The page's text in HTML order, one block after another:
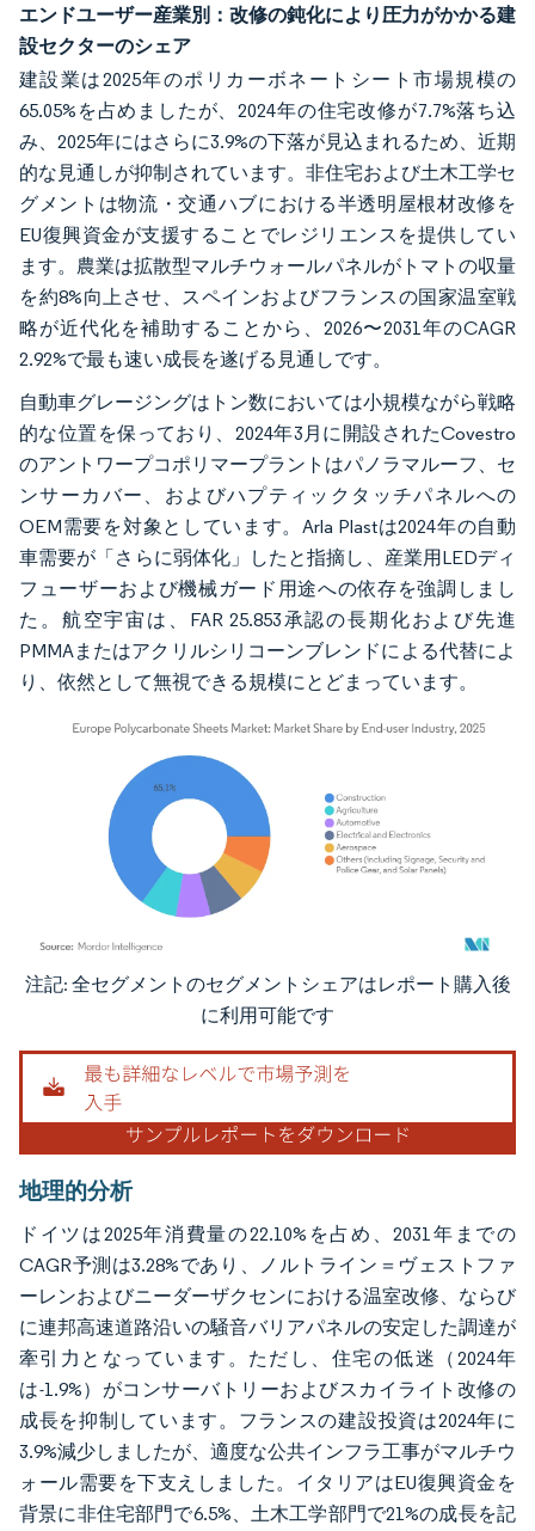
エンドユーザー産業別：改修の鈍化により圧力がかかる建
設セクターのシェア
建設業は2025年のポリカーボネートシート市場規模の
65.05%を占めましたが、2024年の住宅改修が7.7%落ち込
み、2025年にはさらに3.9%の下落が見込まれるため、近期
的な見通しが抑制されています。非住宅および土木工学セ
グメントは物流・交通ハブにおける半透明屋根材改修を
EU復興資金が支援することでレジリエンスを提供してい
ます。農業は拡散型マルチウォールパネルがトマトの収量
を約8%向上させ、スペインおよびフランスの国家温室戦
略が近代化を補助することから、2026〜2031年のCAGR
2.92%で最も速い成長を遂げる見通しです。
自動車グレージングはトン数においては小規模ながら戦略
的な位置を保っており、2024年3月に開設されたCovestro
のアントワープコポリマープラントはパノラマルーフ、セ
ンサーカバー、およびハプティックタッチパネルへの
OEM需要を対象としています。Arla Plastは2024年の自動
車需要が「さらに弱体化」したと指摘し、産業用LEDディ
フューザーおよび機械ガード用途への依存を強調しまし
た。航空宇宙は、FAR 25.853承認の長期化および先進
PMMAまたはアクリルシリコーンブレンドによる代替によ
り、依然として無視できる規模にとどまっています。
画像 © Mordor Intelligence。再利用にはCC BY 4.0の表示が必要です。
注記: 全セグメントのセグメントシェアはレポート購入後
に利用可能です
地理的分析
ドイツは2025年消費量の22.10%を占め、2031年までの
CAGR予測は3.28%であり、ノルトライン＝ヴェストファ
ーレンおよびニーダーザクセンにおける温室改修、ならび
に連邦高速道路沿いの騒音バリアパネルの安定した調達が
牽引力となっています。ただし、住宅の低迷（2024年
は-1.9%）がコンサーバトリーおよびスカイライト改修の
成長を抑制しています。フランスの建設投資は2024年に
3.9%減少しましたが、適度な公共インフラ工事がマルチウ
ォール需要を下支えしました。イタリアはEU復興資金を
背景に非住宅部門で6.5%、土木工学部門で21%の成長を記